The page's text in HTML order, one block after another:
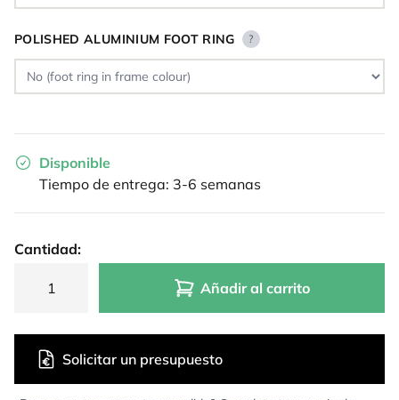
POLISHED ALUMINIUM FOOT RING ?
Disponible
Tiempo de entrega: 3-6 semanas
Cantidad:
Añadir al carrito
Solicitar un presupuesto